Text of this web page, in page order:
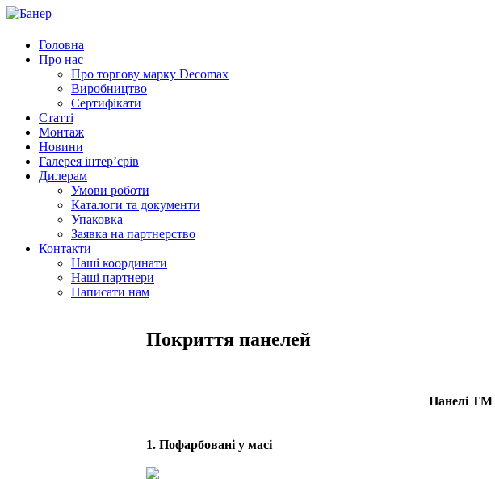
Головна
Про нас
Про торгову марку Decomax
Виробництво
Сертифікати
Статті
Монтаж
Новини
Галерея інтер’єрів
Дилерам
Умови роботи
Каталоги та документи
Упаковка
Заявка на партнерство
Контакти
Наші координати
Наші партнери
Написати нам
Покриття панелей
Панелі ТМ
1. Пофарбовані у масі